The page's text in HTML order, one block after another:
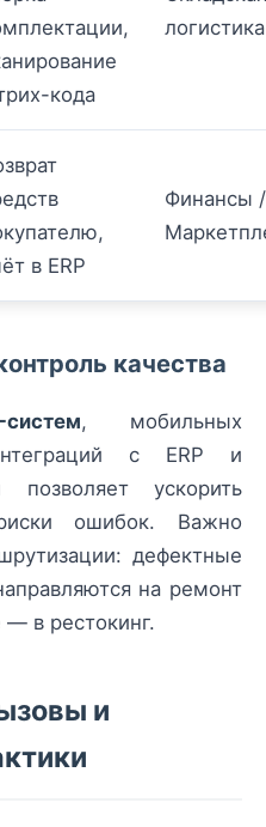
кода
логистика
в ERP
Финансы /
качества
систем, мобильных
с ERP и
ускорить
ошибок. Важно
дефектные
на ремонт
в рестокинг.
и